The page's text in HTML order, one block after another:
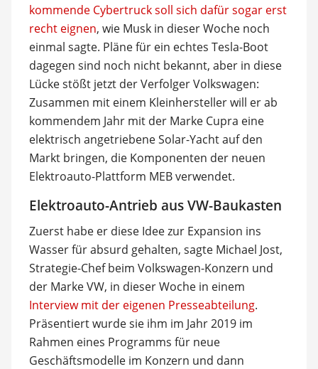
kommende Cybertruck soll sich dafür sogar erst
recht eignen, wie Musk in dieser Woche noch
einmal sagte. Pläne für ein echtes Tesla-Boot
dagegen sind noch nicht bekannt, aber in diese
Lücke stößt jetzt der Verfolger Volkswagen:
Zusammen mit einem Kleinhersteller will er ab
kommendem Jahr mit der Marke Cupra eine
elektrisch angetriebene Solar-Yacht auf den
Markt bringen, die Komponenten der neuen
Elektroauto-Plattform MEB verwendet.
Elektroauto-Antrieb aus VW-Baukasten
Zuerst habe er diese Idee zur Expansion ins
Wasser für absurd gehalten, sagte Michael Jost,
Strategie-Chef beim Volkswagen-Konzern und
der Marke VW, in dieser Woche in einem
Interview mit der eigenen Presseabteilung.
Präsentiert wurde sie ihm im Jahr 2019 im
Rahmen eines Programms für neue
Geschäftsmodelle im Konzern und dann